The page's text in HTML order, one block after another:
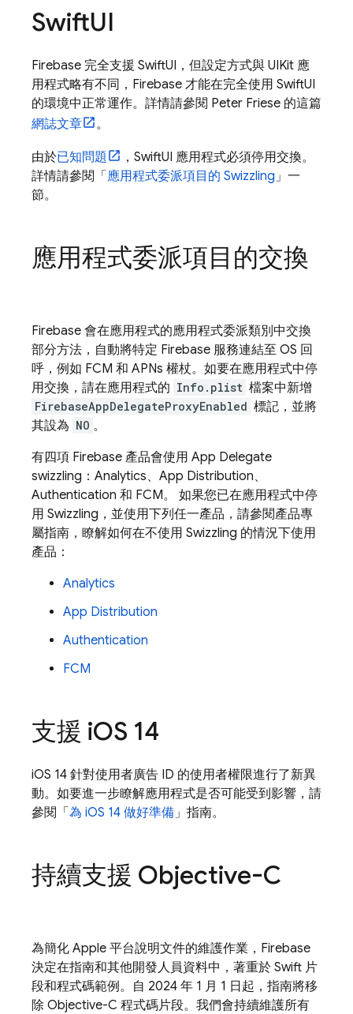
SwiftUI
Firebase 完全支援 SwiftUI，但設定方式與 UIKit 應
用程式略有不同，Firebase 才能在完全使用 SwiftUI
的環境中正常運作。詳情請參閱 Peter Friese 的這篇
網誌文章
。
由於已知問題
，SwiftUI 應用程式必須停用交換。
詳情請參閱「應用程式委派項目的 Swizzling 」一
節。
應用程式委派項目的交換
Firebase 會在應用程式的應用程式委派類別中交換
部分方法，自動將特定 Firebase 服務連結至 OS 回
呼，例如 FCM 和 APNs 權杖。如要在應用程式中停
用交換，請在應用程式的 Info.plist 檔案中新增
FirebaseAppDelegateProxyEnabled 標記，並將
其設為 NO 。
有四項 Firebase 產品會使用 App Delegate
swizzling： Analytics、 App Distribution、
Authentication 和 FCM。 如果您已在應用程式中停
用 Swizzling，並使用下列任一產品，請參閱產品專
屬指南，瞭解如何在不使用 Swizzling 的情況下使用
產品：
Analytics
App Distribution
Authentication
FCM
支援 iOS 14
iOS 14 針對使用者廣告 ID 的使用者權限進行了新異
動。如要進一步瞭解應用程式是否可能受到影響，請
參閱「為 iOS 14 做好準備 」指南。
持續支援 Objective-C
為簡化 Apple 平台說明文件的維護作業，Firebase
決定在指南和其他開發人員資料中，著重於 Swift 片
段和程式碼範例。自 2024 年 1 月 1 日起，指南將移
除 Objective-C 程式碼片段。我們會持續維護所有